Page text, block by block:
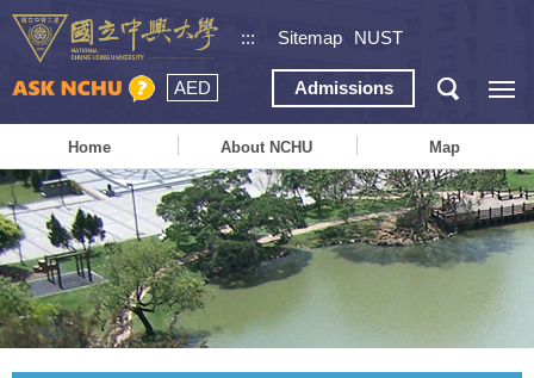
::: Sitemap NUST
AED Admissions
Home About NCHU Map